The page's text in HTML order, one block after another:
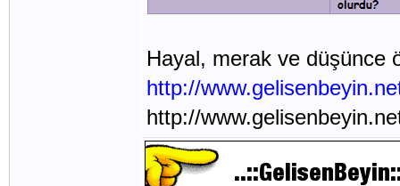
Hayal, merak ve düşünce
http://
http://